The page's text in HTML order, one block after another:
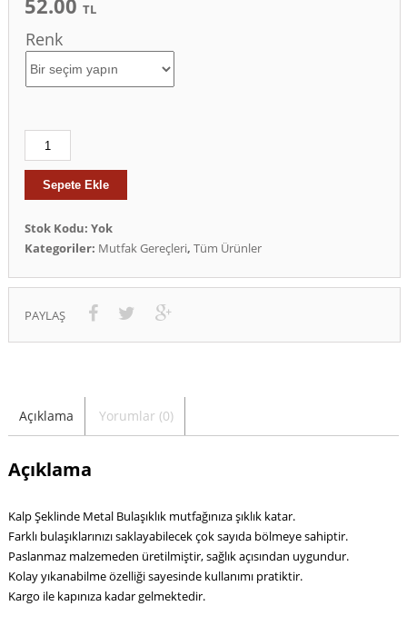
52.00TL
Renk
Sepete Ekle
Stok Kodu:Yok
Kategoriler: Mutfak Gereçleri,Tüm Ürünler
PAYLAŞ
Açıklama Yorumlar (0)
Açıklama
Kalp Şeklinde Metal Bulaşıklık mutfağınıza şıklık katar.
Farklı bulaşıklarınızı saklayabilecek çok sayıda bölmeye sahiptir.
Paslanmaz malzemeden üretilmiştir, sağlık açısından uygundur.
Kolay yıkanabilme özelliği sayesinde kullanımı pratiktir.
Kargo ile kapınıza kadar gelmektedir.